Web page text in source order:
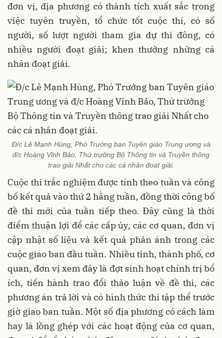
đơn vị, địa phương có thành tích xuất sắc trong
việc tuyên truyền, tổ chức tốt cuộc thi, có số
người, số lượt người tham gia dự thi đông, có
nhiều người đoạt giải; khen thưởng những cá
nhân đoạt giải.
Đ/c Lê Mạnh Hùng, Phó Trưởng ban Tuyên giáo Trung ương và
đ/c Hoàng Vĩnh Bảo, Thứ trưởng Bộ Thông tin và Truyền thông
trao giải Nhất cho các cá nhân đoạt giải.
Cuộc thi trắc nghiệm được tính theo tuần và công
bố kết quả vào thứ 2 hằng tuần, đồng thời công bố
đề thi mới của tuần tiếp theo. Đây cũng là thời
điểm thuận lợi để các cấp ủy, các cơ quan, đơn vị
cập nhật số liệu và kết quả phản ánh trong các
cuộc giao ban đầu tuần. Nhiều tỉnh, thành phố, cơ
quan, đơn vị xem đây là đợt sinh hoạt chính trị bổ
ích, tiến hành trao đổi thảo luận về đề thi, các
phương án trả lời và có hình thức thi tập thể trước
giờ giao ban tuần. Một số địa phương có cách làm
hay là lồng ghép với các hoạt động của cơ quan,